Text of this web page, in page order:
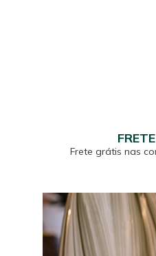
Frete grátis nas